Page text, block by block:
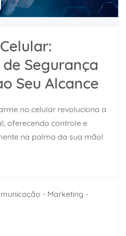
Segurança
Seu Alcance
no celular revoluciona a
oferecendo controle e
na palma da sua mão!
- Marketing -